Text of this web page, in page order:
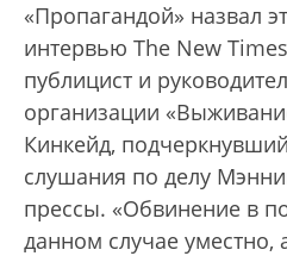
«Пропагандой» назвал
интервью The New
публицист и
организации
Кинкейд,
слушания по делу
прессы. «Обвинение в
данном случае уместно,